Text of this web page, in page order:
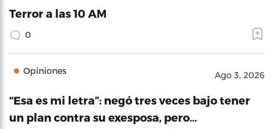
Terror a las 10 AM
0
Opiniones Ago 3, 2026
“Esa es mi letra”: negó tres veces bajo tener
un plan contra su exesposa, pero…